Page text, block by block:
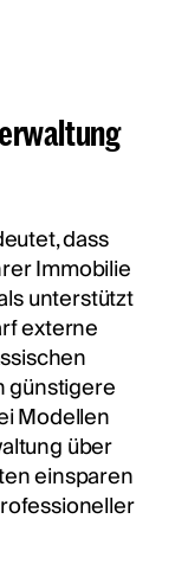
dass
Immobilie
unterstützt
externe
günstigere
Modellen
über
einsparen